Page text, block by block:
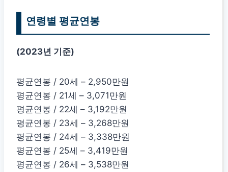
연령별 평균연봉
(2023년 기준)
평균연봉 / 20세 – 2,950만원
평균연봉 / 21세 – 3,071만원
평균연봉 / 22세 – 3,192만원
평균연봉 / 23세 – 3,268만원
평균연봉 / 24세 – 3,338만원
평균연봉 / 25세 – 3,419만원
평균연봉 / 26세 – 3,538만원